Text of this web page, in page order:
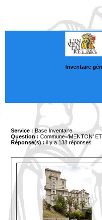
Inventaire
Service : Base Inventaire
Question : Commune='MENTON'
Réponse(s) :il y a 138 réponses